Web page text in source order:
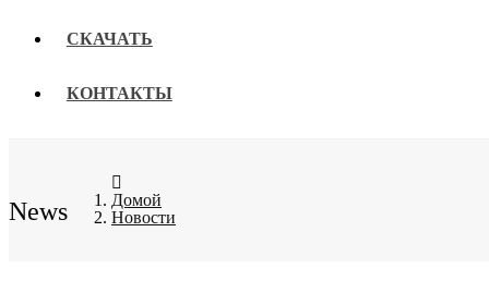
СКАЧАТЬ
КОНТАКТЫ
News
Домой
Новости